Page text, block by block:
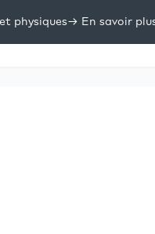
Se connecter
physiques-> En savoir